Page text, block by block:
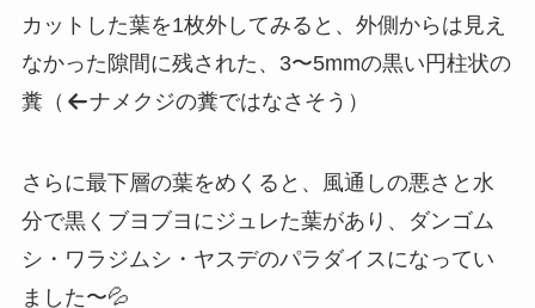
カットした葉を1枚外してみると、外側からは見え
なかった隙間に残された、3〜5mmの黒い円柱状の
糞（
ナメクジの糞ではなさそう）
さらに最下層の葉をめくると、風通しの悪さと水
分で黒くブヨブヨにジュレた葉があり、ダンゴム
シ・ワラジムシ・ヤスデのパラダイスになってい
ました〜💦